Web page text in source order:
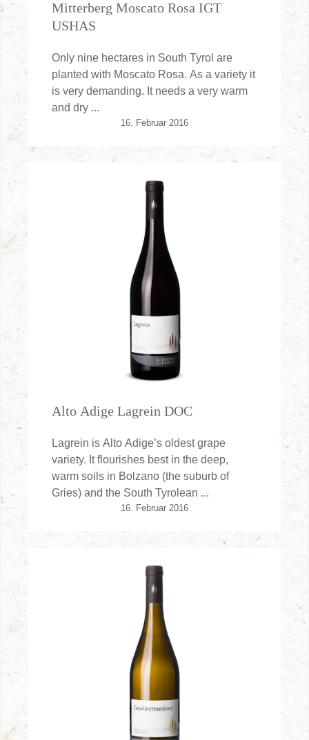
Mitterberg Moscato Rosa IGT
USHAS
Only nine hectares in South Tyrol are
planted with Moscato Rosa. As a variety it
is very demanding. It needs a very warm
and dry ...
16. Februar 2016
Alto Adige Lagrein DOC
Lagrein is Alto Adige’s oldest grape
variety. It flourishes best in the deep,
warm soils in Bolzano (the suburb of
Gries) and the South Tyrolean ...
16. Februar 2016